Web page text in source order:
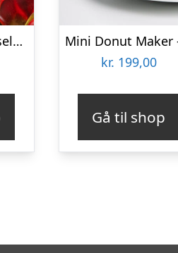
Kirsebær Bland-selv slik i kasser 2,4 kg
kr. 199,00
Gå til shop